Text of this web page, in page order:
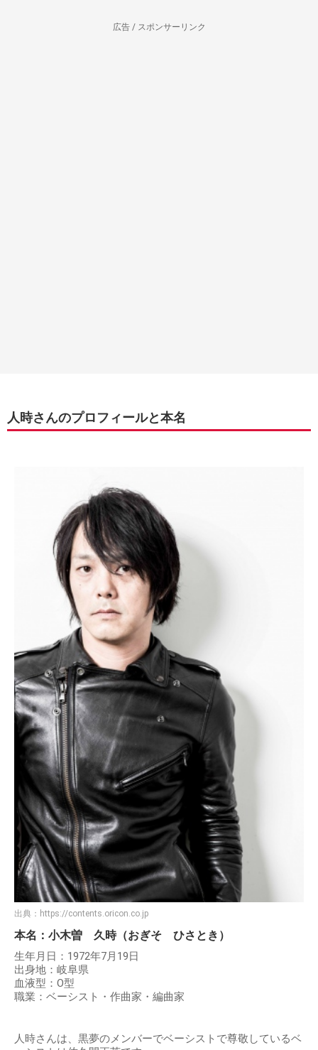
広告 / スポンサーリンク
人時さんのプロフィールと本名
出典： https://contents.oricon.co.jp
本名：小木曽 久時（おぎそ ひさとき）
生年月日：1972年7月19日
出身地：岐阜県
血液型：O型
職業：ベーシスト・作曲家・編曲家
人時さんは、黒夢のメンバーでベーシストで尊敬しているベ